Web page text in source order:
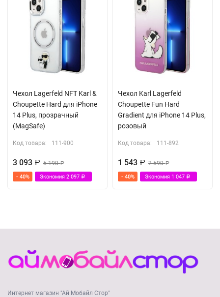
Чехол Lagerfeld NFT Karl &
Choupette Hard для iPhone
14 Plus, прозрачный
(MagSafe)
Код товара: 111-900
3 093 Р 5 190Р
- 40% Экономия 2 097 Р
Чехол Karl Lagerfeld
Choupette Fun Hard
Gradient для iPhone 14 Plus,
розовый
Код товара: 111-892
1 543 Р 2 590Р
- 40% Экономия 1 047 Р
Интернет магазин "Ай Мобайл Стор"